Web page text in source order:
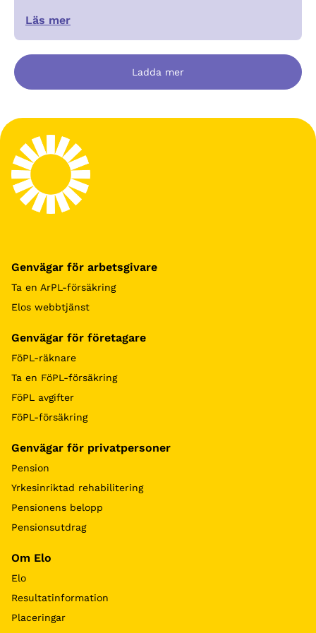
Läs mer
Ladda mer
Genvägar för arbetsgivare
Ta en ArPL-försäkring
Elos webbtjänst
Genvägar för företagare
FöPL-räknare
Ta en FöPL-försäkring
FöPL avgifter
FöPL-försäkring
Genvägar för privatpersoner
Pension
Yrkesinriktad rehabilitering
Pensionens belopp
Pensionsutdrag
Om Elo
Elo
Resultatinformation
Placeringar